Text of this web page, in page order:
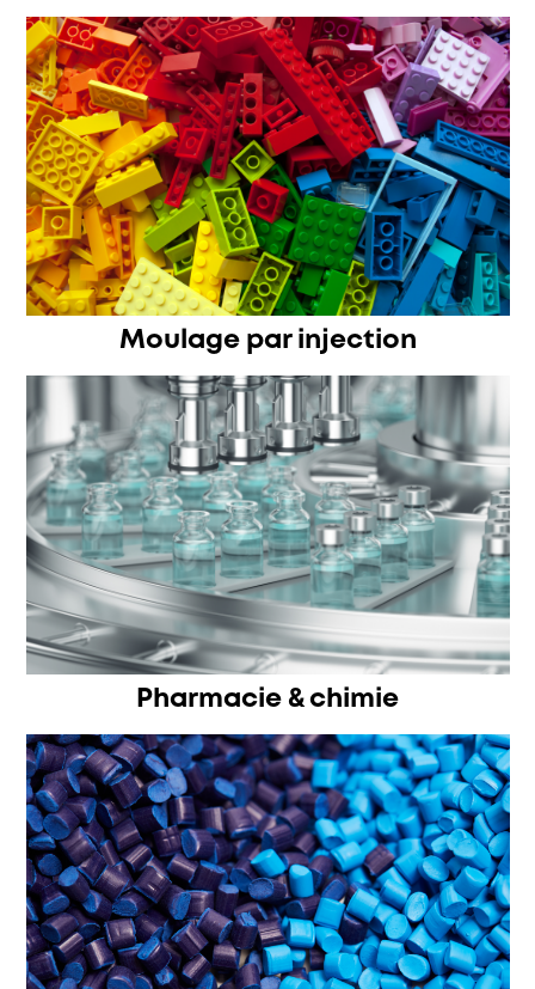
Moulage par injection
Pharmacie & chimie